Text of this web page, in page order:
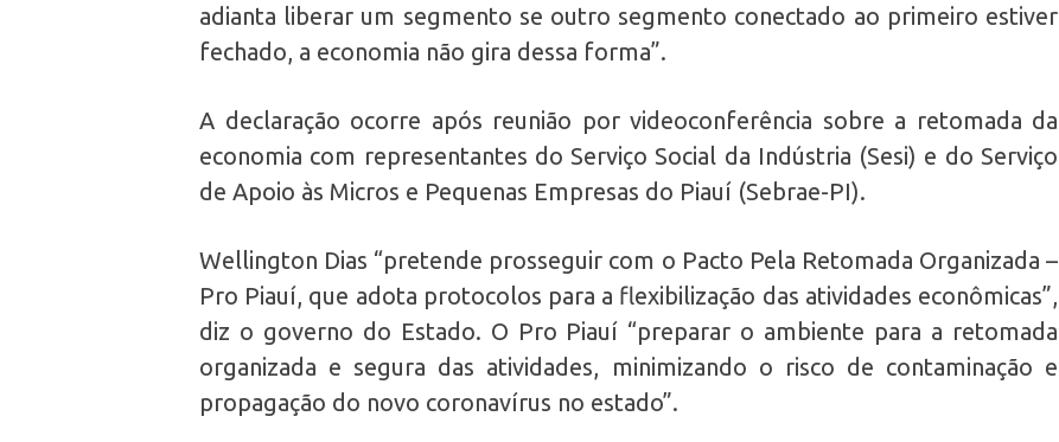
adianta liberar um segmento se outro segmento conectado ao primeiro estiver
fechado, a economia não gira dessa forma”.
A declaração ocorre após reunião por videoconferência sobre a retomada da
economia com representantes do Serviço Social da Indústria (Sesi) e do Serviço
de Apoio às Micros e Pequenas Empresas do Piauí (Sebrae-PI).
Wellington Dias “pretende prosseguir com o Pacto Pela Retomada Organizada –
Pro Piauí, que adota protocolos para a flexibilização das atividades econômicas”,
diz o governo do Estado. O Pro Piauí “preparar o ambiente para a retomada
organizada e segura das atividades, minimizando o risco de contaminação e
propagação do novo coronavírus no estado”.